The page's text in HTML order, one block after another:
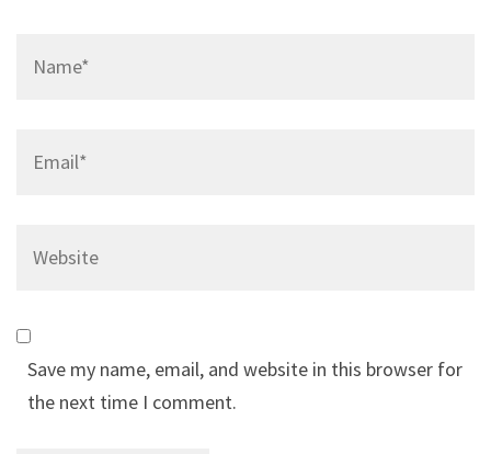
Save my name, email, and website in this browser for
the next time I comment.